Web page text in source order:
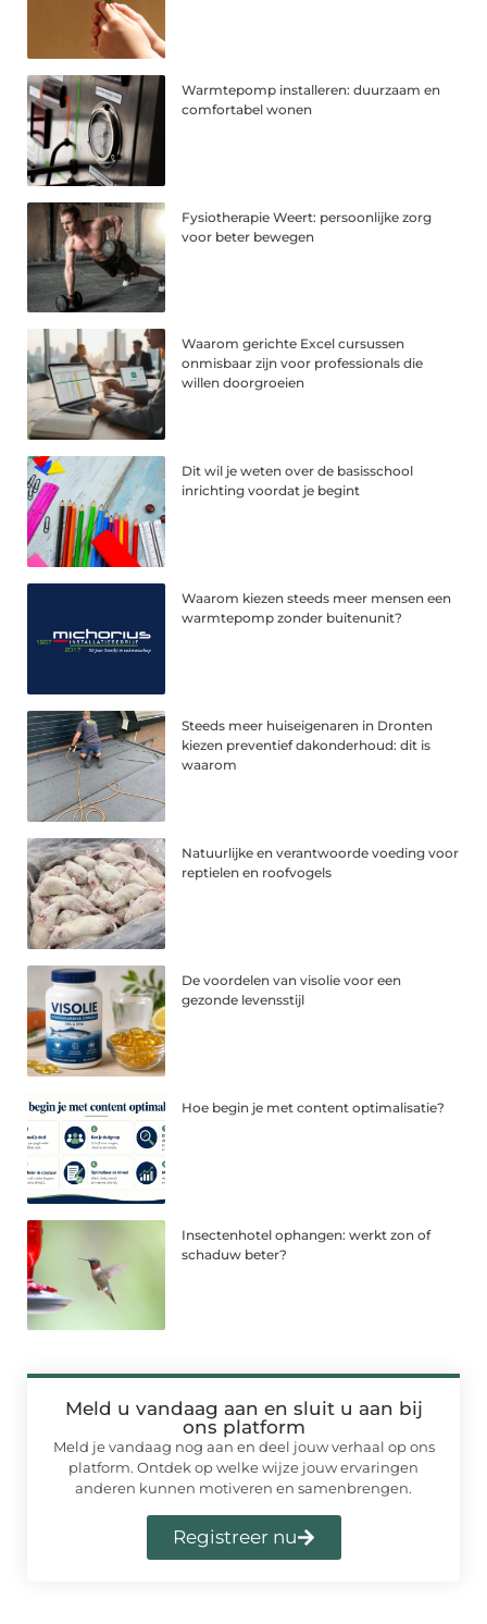
Warmtepomp installeren: duurzaam en
comfortabel wonen
Fysiotherapie Weert: persoonlijke zorg
voor beter bewegen
Waarom gerichte Excel cursussen
onmisbaar zijn voor professionals die
willen doorgroeien
Dit wil je weten over de basisschool
inrichting voordat je begint
Waarom kiezen steeds meer mensen een
warmtepomp zonder buitenunit?
Steeds meer huiseigenaren in Dronten
kiezen preventief dakonderhoud: dit is
waarom
Natuurlijke en verantwoorde voeding voor
reptielen en roofvogels
De voordelen van visolie voor een
gezonde levensstijl
Hoe begin je met content optimalisatie?
Insectenhotel ophangen: werkt zon of
schaduw beter?
Meld u vandaag aan en sluit u aan bij
ons platform
Meld je vandaag nog aan en deel jouw verhaal op ons
platform. Ontdek op welke wijze jouw ervaringen
anderen kunnen motiveren en samenbrengen.
Registreer nu